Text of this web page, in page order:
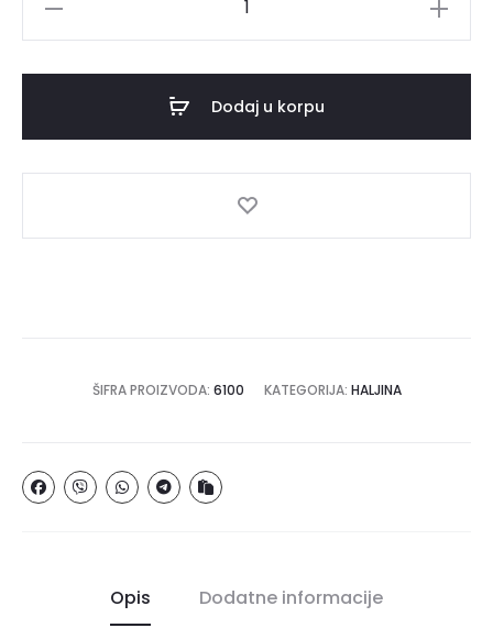
Dodaj u korpu
ŠIFRA PROIZVODA: 6100 KATEGORIJA: HALJINA
Opis Dodatne informacije